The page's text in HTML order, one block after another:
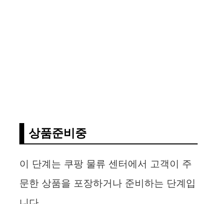
상품준비중
이 단계는 쿠팡 물류 센터에서 고객이 주
문한 상품을 포장하거나 준비하는 단계입